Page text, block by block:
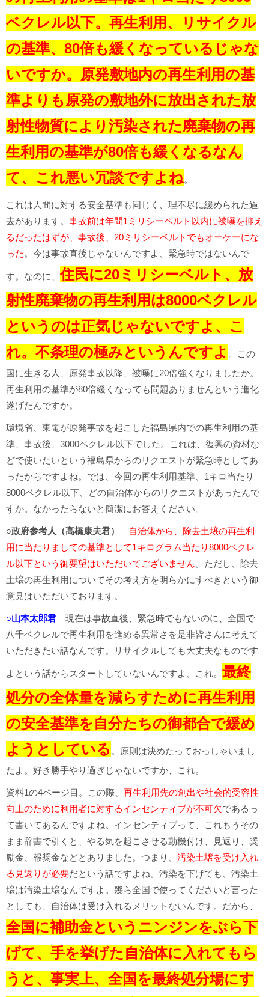
ベクレル以下。再生利用、リサイクル
の基準、80倍も緩くなっているじゃな
いですか。原発敷地内の再生利用の基
準よりも原発の敷地外に放出された放
射性物質により汚染された廃棄物の再
生利用の基準が80倍も緩くなるなん
て、これ悪い冗談ですよね。
これは人間に対する安全基準も同じく、理不尽に緩められた過
去があります。 事故前は年間1ミリシーベルト以内に被曝を抑え
るだったはずが、事故後、20ミリシーベルトでもオーケーにな
った 。今は事故直後じゃないんですよ、緊急時ではないんで
す。なのに、住民に20ミリシーベルト、放
射性廃棄物の再生利用は8000ベクレル
というのは正気じゃないですよ、こ
れ。不条理の極みというんですよ 。この
国に生きる人、原発事故以降、被曝に20倍強くなりましたか。
再生利用の基準が80倍緩くなっても問題ありませんという進化
遂げたんですか。
環境省、東電が原発事故を起こした福島県内での再生利用の基
準、事故後、3000ベクレル以下でした。これは、復興の資材な
どで使いたいという福島県からのリクエストが緊急時としてあ
ったからですよね。では、今回の再生利用基準、1キロ当たり
8000ベクレル以下、どの自治体からのリクエストがあったんで
すか。なかったらないと簡潔にお答えください。
○政府参考人（高橋康夫君）
自治体から、除去土壌の再生利
用に当たりましての基準として1キログラム当たり8000ベクレ
ル以下という御要望はいただいてございません。ただし、除去
土壌の再生利用についてその考え方を明らかにすべきという御
意見はいただいております。
○山本太郎君 現在は事故直後、緊急時でもないのに、全国で
八千ベクレルで再生利用を進める異常さを是非皆さんに考えて
いただきたい話なんです。リサイクルしても大丈夫なものです
よという話からスタートしていないんですよ、これ。 最終
処分の全体量を減らすために再生利用
の安全基準を自分たちの御都合で緩め
ようとしている 。原則は決めたっておっしゃいまし
たよ。好き勝手やり過ぎじゃないですか、これ。
資料1の4ページ目。この際、 再生利用先の創出や社会的受容性
向上のために利用者に対するインセンティブが不可欠であるっ
て書いてあるんですよね。インセンティブって、これもうその
まま辞書で引くと、やる気を起こさせる動機付け、見返り、奨
励金、報奨金などとありました。つまり、 汚染土壌を受け入れ
る見返りが必要だという話ですよね。汚染を下げても、汚染土
壌は汚染土壌なんですよ。幾ら全国で使ってくださいと言った
としても、自治体は受け入れるメリットないんです。だから、
全国に補助金というニンジンをぶら下
げて、手を挙げた自治体に入れてもら
うと、事実上、全国を最終処分場にす